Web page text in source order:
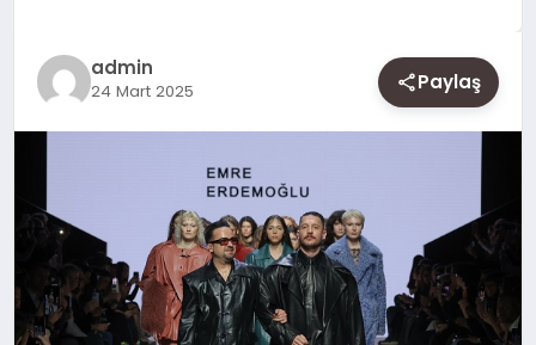
SAĞLIK
SPOR
YAŞAM
admin
24 Mart 2025 Paylaş